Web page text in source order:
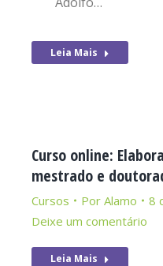
Leia Mais
Curso online:
mestrado e
Cursos Por Alamo
8
Deixe um comentário
Leia Mais